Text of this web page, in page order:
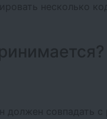
несколько
должен совпадать